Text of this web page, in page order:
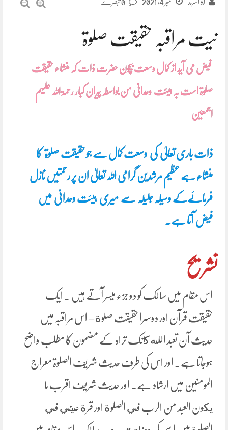
ابو السرمد
نیت مراقبہ حقیقت صلوۃ
فیض می آید از کمال وسعت بیچون حضرت ذات کہ منشاء حقیقت
صلوۃ است بہ ہیئت وحدانی من بواسطہ پیران کبار رحمۃاللہ علیہم
اجمعین
ذات باری تعالیٰ کی وسعت کمال سے جو حقیقت صلوۃ کا
منشاء ہے عظیم مرشدین گرامی اللہ تعالیٰ ان پر رحمتیں نازل
فرمائےکے وسیلہ جلیلہ سے میری ہیئت وحدانی میں
فیض آتا ہے۔
تشریح
اس مقام میں سالک کو دو جزء میسر آتے ہیں ۔ ایک
حقیقت قرآن اور دوسرا حقیقت صلوة – اس مراقبہ میں
حدیث آن تعبد الله كانک تراہ کے مضمون کا مطلب واضح
ہوجاتا ہے۔ اور اس کی طرف حدیث شریف الصلوۃ معراج
المومنین میں ارشاد ہے۔ اور حدیث شریف اقرب ما
يكون العبد من الرب في الصلوة اور قرة عيني في